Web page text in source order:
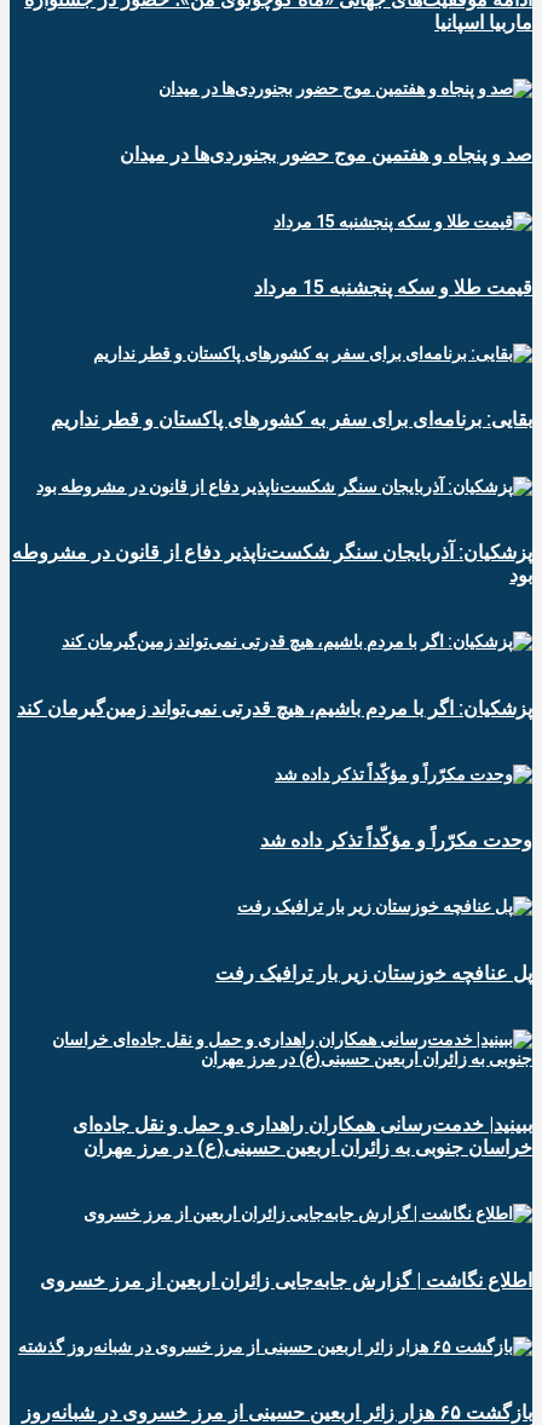
ماربیا اسپانیا
صد و پنجاه و هفتمین موج حضور بجنوردی‌ها در میدان
قیمت طلا و سکه پنجشنبه 15 مرداد
بقایی: برنامه‌ای برای سفر به کشورهای پاکستان و قطر نداریم
پزشکیان: آذربایجان سنگر شکست‌ناپذیر دفاع از قانون در مشروطه
بود
پزشکیان: اگر با مردم باشیم، هیچ قدرتی نمی‌تواند زمین‌گیرمان کند
وحدت مکرّراً و مؤکّداً تذکر داده شد
پل عنافچه خوزستان زیر بار ترافیک رفت
ببینید| خدمت‌رسانی همکاران راهداری و حمل و نقل جاده‌ای
خراسان جنوبی به زائران اربعین حسینی(ع) در مرز مهران
️اطلاع نگاشت | گزارش جابه‌جایی زائران اربعین از مرز خسروی
️بازگشت ۶۵ هزار زائر اربعین حسینی از مرز خسروی در شبانه‌روز